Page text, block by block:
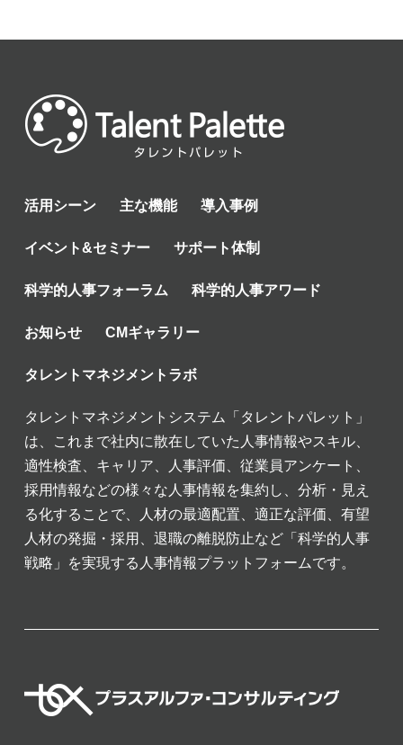
活用シーン 主な機能 導入事例
イベント&セミナー サポート体制
科学的人事フォーラム 科学的人事アワード
お知らせ CMギャラリー
タレントマネジメントラボ
タレントマネジメントシステム「タレントパレット」
は、これまで社内に散在していた人事情報やスキル、
適性検査、キャリア、人事評価、従業員アンケート、
採用情報などの様々な人事情報を集約し、分析・見え
る化することで、人材の最適配置、適正な評価、有望
人材の発掘・採用、退職の離脱防止など「科学的人事
戦略」を実現する人事情報プラットフォームです。